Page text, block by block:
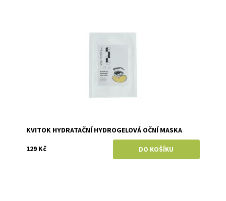
KVITOK HYDRATAČNÍ HYDROGELOVÁ OČNÍ MASKA
129 Kč